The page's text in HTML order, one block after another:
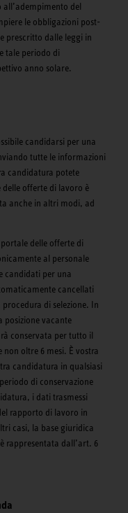
all’adempimento del
le obbligazioni post-
prescritto dalle leggi in
tale periodo di
anno solare.
candidarsi per una
tutte le informazioni
candidatura potete
delle offerte di lavoro è
anche in altri modi, ad
delle offerte di
al personale
candidati per una
cancellati
di selezione. In
posizione vacante
conservata per tutto il
oltre 6 mesi. È vostra
candidatura in qualsiasi
di conservazione
i dati trasmessi
rapporto di lavoro in
casi, la base giuridica
rappresentata dall’art. 6